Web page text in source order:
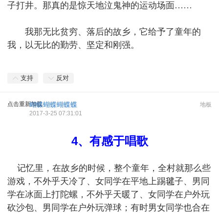
子打井。那真的是惊天地泣鬼神的运动场面……
我那无比贫穷、落后的故乡，它给予了童年的
我，以无比的勤劳、坚定和刚强。
支持 反对
点击重新加载 地板
蝴蝶蝴蝶蝴蝶蝶
2017-3-25 07:31:01
4、有感于唱歌
记忆里，在故乡的时候，整个童年，全村就那么些
游戏，不外乎天冷了、女同学在平地上踢毽子、男同
学在冰面上打陀螺，不外乎天暖了、女同学在户外玩
砍沙包、男同学在户外玩弹球；有时男女同学也合在